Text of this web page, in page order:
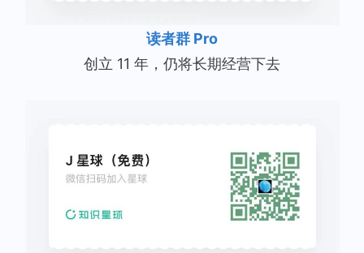
读者群 Pro
创立 11 年，仍将长期经营下去